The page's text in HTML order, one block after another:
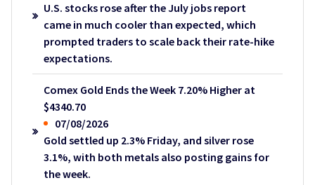
U.S. stocks rose after the July jobs report
came in much cooler than expected, which
prompted traders to scale back their rate-hike
expectations.
Comex Gold Ends the Week 7.20% Higher at
$4340.70
07/08/2026
Gold settled up 2.3% Friday, and silver rose
3.1%, with both metals also posting gains for
the week.